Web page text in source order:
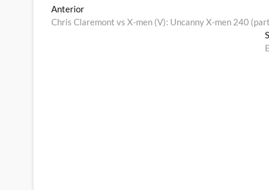
Navegación
de
AnteriorEntrada
anterior:
Chris Claremont vs X-men (V): Uncanny X-men 240